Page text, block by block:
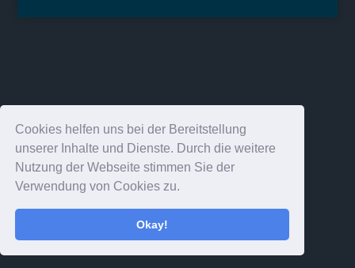
Cookies helfen uns bei der Bereitstellung
unserer Inhalte und Dienste. Durch die weitere
Nutzung der Webseite stimmen Sie der
Verwendung von Cookies zu.
Okay!